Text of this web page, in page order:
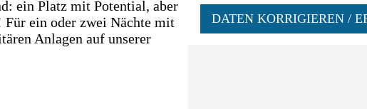
ein Platz mit Potential, aber
Für ein oder zwei Nächte mit
Anlagen auf unserer
DATEN KORRIGIEREN /